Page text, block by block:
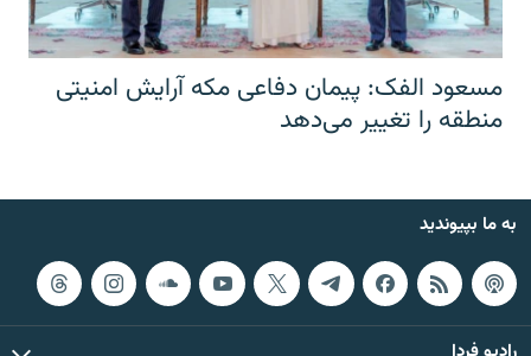
مسعود الفک: پیمان دفاعی مکه آرایش امنیتی
منطقه را تغییر می‌دهد
به ما بپیوندید